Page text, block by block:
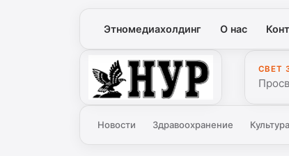
Этномедиахолдинг О нас
Нур
СВЕТ
Новости Здравоохранение Культура